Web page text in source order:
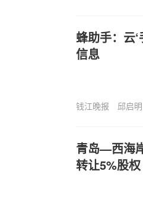
蜂助手：云
信息
钱江晚报 邱启明
青岛—西海
转让5%股权